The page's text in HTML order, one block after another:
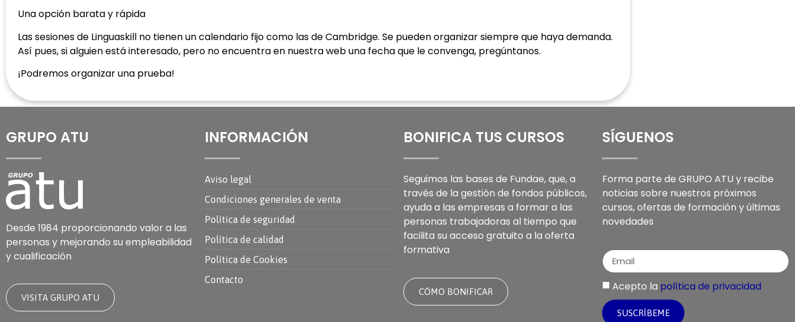
Una opción barata y rápida
Las sesiones de Linguaskill no tienen un calendario fijo como las de Cambridge. Se pueden organizar siempre que haya demanda.
Así pues, si alguien está interesado, pero no encuentra en nuestra web una fecha que le convenga, pregúntanos.
¡Podremos organizar una prueba!
GRUPO ATU
Desde 1984 proporcionando valor a las
personas y mejorando su empleabilidad
y cualificación
VISITA GRUPO ATU
INFORMACIÓN
Aviso legal
Condiciones generales de venta
Política de seguridad
Política de calidad
Política de Cookies
Contacto
BONIFICA TUS CURSOS
Seguimos las bases de Fundae, que, a
través de la gestión de fondos públicos,
ayuda a las empresas a formar a las
personas trabajadoras al tiempo que
facilita su acceso gratuito a la oferta
formativa
CÓMO BONIFICAR
SÍGUENOS
Forma parte de GRUPO ATU y recibe
noticias sobre nuestros próximos
cursos, ofertas de formación y últimas
novedades
Acepto la política de privacidad
SUSCRÍBEME